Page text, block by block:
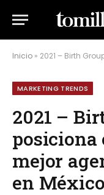
Inicio » 2021 – Birth Group se
MARKETING TRENDS
2021 –
posiciona
mejor
en México